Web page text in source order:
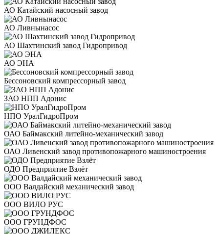
АО Катайский насосный завод
АО Ливнынасос
АО Шахтинский завод Гидропривод
АО ЭНА
Бессоновский компрессорный завод
ЗАО НПП Адонис
НПО УралГидроПром
ОАО Баймакский литейно-механический завод
ОАО Ливенский завод противопожарного машиностроения
ОДО Предприятие Взлёт
ООО Валдайский механический завод
ООО ВИЛО РУС
ООО ГРУНДФОС